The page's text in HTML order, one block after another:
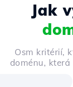
Jak
Osm kritérií,
doménu,